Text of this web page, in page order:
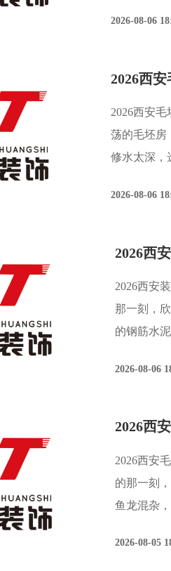
西安新房业
2026-08-06
2026西安
荡的毛坯房
修水太深，
会及陕西建
2026-08-06
2026西
2026西安
那一刻，
的钢筋水
没了”的深
2026-08-06
2026西
2026西安
的那一刻
鱼龙混杂
2026-08-05